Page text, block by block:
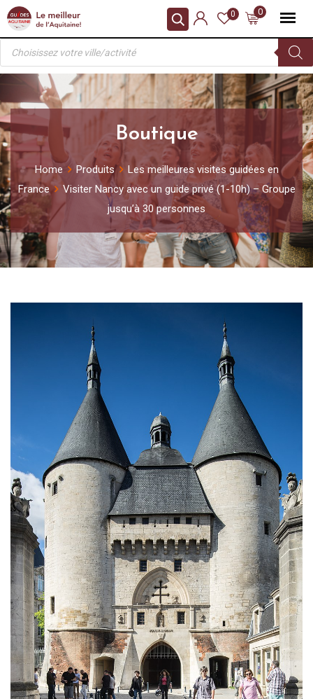
Skip
content
0
0
Recherche
produits
Boutique
Home Produits
Les meilleures visites guidées en
France
Visiter Nancy avec un guide privé (1-10h) – Groupe
jusqu’à 30 personnes